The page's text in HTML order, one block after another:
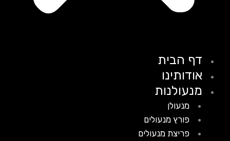
דף הבית
אודותינו
מנעולנות
מנעולן
פורץ מנעולים
פריצת מנעולים